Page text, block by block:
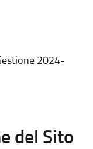
2024-
del Sito